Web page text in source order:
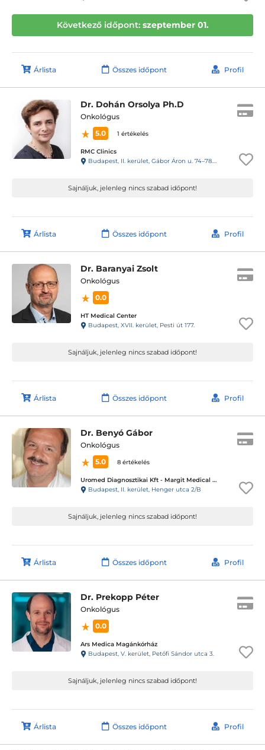
Következő időpont: szeptember 01.
Árlista Összes időpont Profil
Dr. Dohán Orsolya Ph.D
Onkológus
5.0
1 értékelés
RMC Clinics
Budapest, II. kerület, Gábor Áron u. 74–78. III. emelet
Sajnáljuk, jelenleg nincs szabad időpont!
Árlista Összes időpont Profil
Dr. Baranyai Zsolt
Onkológus
0.0
HT Medical Center
Budapest, XVII. kerület, Pesti út 177.
Sajnáljuk, jelenleg nincs szabad időpont!
Árlista Összes időpont Profil
Dr. Benyó Gábor
Onkológus
5.0
8 értékelés
Uromed Diagnosztikai Kft - Margit Medical Center
Budapest, II. kerület, Henger utca 2/B
Sajnáljuk, jelenleg nincs szabad időpont!
Árlista Összes időpont Profil
Dr. Prekopp Péter
Onkológus
0.0
Ars Medica Magánkórház
Budapest, V. kerület, Petőfi Sándor utca 3.
Sajnáljuk, jelenleg nincs szabad időpont!
Árlista Összes időpont Profil